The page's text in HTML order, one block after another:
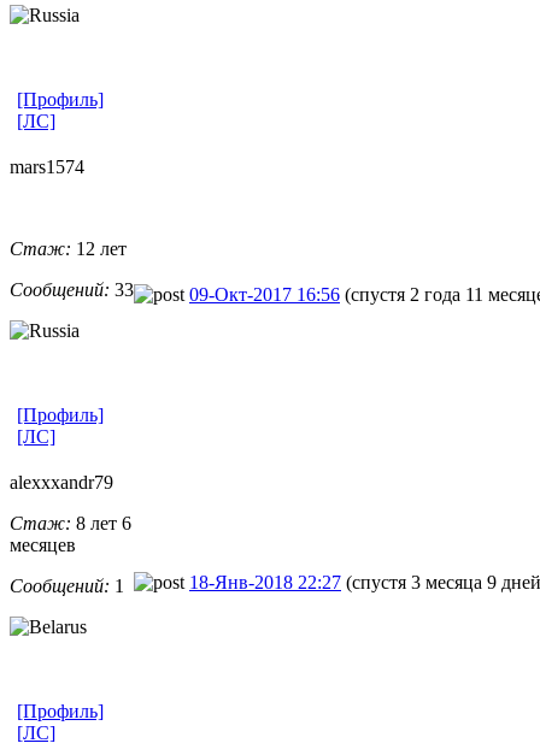
[Профиль]
[ЛС]
mars1574
Стаж: 12 лет
Сообщений: 33 09-Окт-2017 16:56 (спустя 2 года 11
[Профиль]
[ЛС]
alexxxandr79
Стаж: 8 лет 6
месяцев
Сообщений: 1 18-Янв-2018 22:27 (спустя 3 месяца 9
[Профиль]
[ЛС]